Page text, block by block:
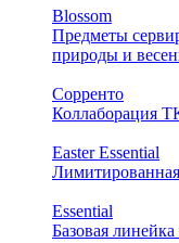
Blossom
Предметы
природы и
Сорренто
Коллаборация
Easter Essential
Essential
Базовая линейка